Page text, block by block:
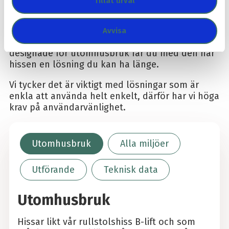
Avvisa
Rullstolshiss B-lift är en driftsäker hiss för bruk i
både offentlig och privat miljö. En stabil och
robust lösning. Med smarta funktioner
designade för utomhusbruk får du med den här
hissen en lösning du kan ha länge.
Vi tycker det är viktigt med lösningar som är
enkla att använda helt enkelt, därför har vi höga
krav på användarvänlighet.
Utomhusbruk
Utomhusbruk
Hissar likt vår rullstolshiss B-lift och som
Alla miljöer
Utförande Teknisk data